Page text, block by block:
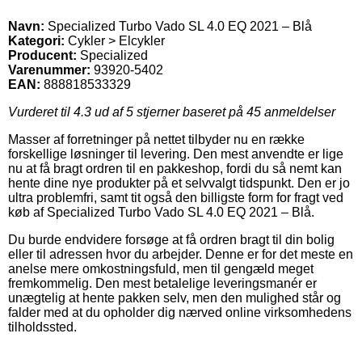
Navn: Specialized Turbo Vado SL 4.0 EQ 2021 – Blå
Kategori: Cykler > Elcykler
Producent: Specialized
Varenummer: 93920-5402
EAN: 888818533329
Vurderet til 4.3 ud af 5 stjerner baseret på 45 anmeldelser
Masser af forretninger på nettet tilbyder nu en række
forskellige løsninger til levering. Den mest anvendte er lige
nu at få bragt ordren til en pakkeshop, fordi du så nemt kan
hente dine nye produkter på et selvvalgt tidspunkt. Den er jo
ultra problemfri, samt tit også den billigste form for fragt ved
køb af Specialized Turbo Vado SL 4.0 EQ 2021 – Blå.
Du burde endvidere forsøge at få ordren bragt til din bolig
eller til adressen hvor du arbejder. Denne er for det meste en
anelse mere omkostningsfuld, men til gengæld meget
fremkommelig. Den mest betalelige leveringsmanér er
unægtelig at hente pakken selv, men den mulighed står og
falder med at du opholder dig nærved online virksomhedens
tilholdssted.